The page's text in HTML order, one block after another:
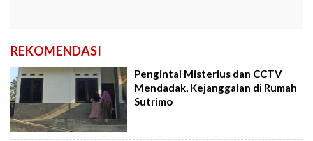
REKOMENDASI
Pengintai Misterius dan CCTV
Mendadak, Kejanggalan di Rumah
Sutrimo